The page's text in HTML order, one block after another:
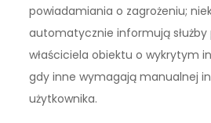
powiadamiania o zagrożeniu;
automatycznie informują służby
właściciela obiektu o wykrytym
gdy inne wymagają manualnej
użytkownika.